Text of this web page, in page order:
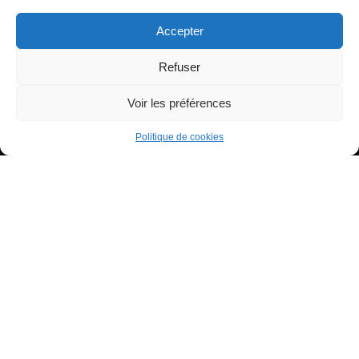
Accepter
Refuser
Voir les préférences
Politique de cookies
Tous droits réservés - Copyright 2022 Tiana à ton service
Politique de confidentialité